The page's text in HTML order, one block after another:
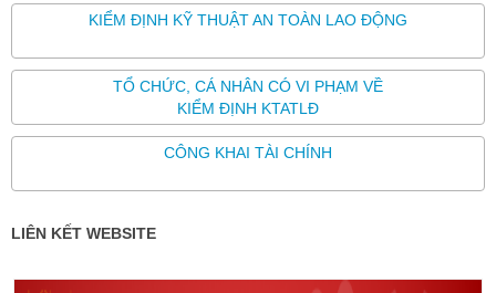
KIỂM ĐỊNH KỸ THUẬT AN TOÀN LAO ĐỘNG
TỔ CHỨC, CÁ NHÂN CÓ VI PHẠM VỀ
KIỂM ĐỊNH KTATLĐ
CÔNG KHAI TÀI CHÍNH
LIÊN KẾT WEBSITE